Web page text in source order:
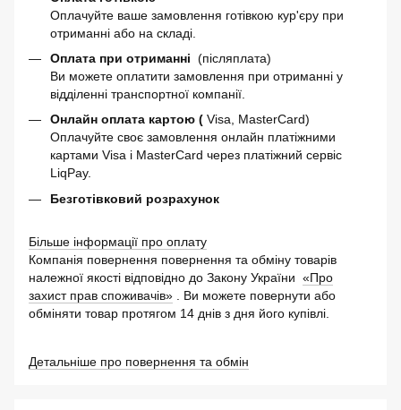
Оплачуйте ваше замовлення готівкою кур'єру при
отриманні або на складі.
Оплата при отриманні (післяплата)
Ви можете оплатити замовлення при отриманні у
відділенні транспортної компанії.
Онлайн оплата картою ( Visa, MasterCard)
Оплачуйте своє замовлення онлайн платіжними
картами Visa і MasterCard через платіжний сервіс
LiqPay.
Безготівковий розрахунок
Більше інформації про оплату
Компанія повернення повернення та обміну товарів
належної якості відповідно до Закону України «Про
захист прав споживачів» . Ви можете повернути або
обміняти товар протягом 14 днів з дня його купівлі.
Детальніше про повернення та обмін